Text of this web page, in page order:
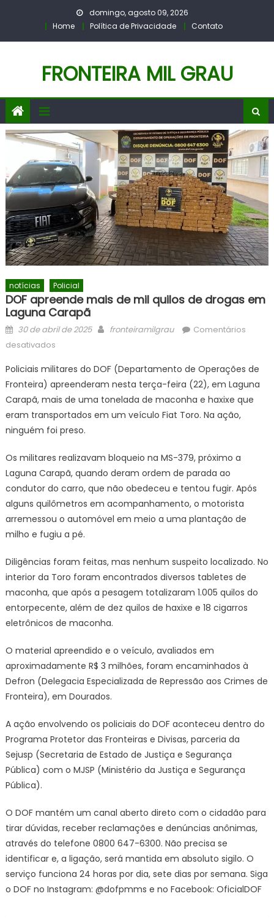
domingo, agosto 09, 2026
Home
Política de Privacidade Contato
FRONTEIRA MIL GRAU
notícias Policial
DOF apreende mais de mil quilos de drogas em
Laguna Carapã
Posted
on
30 de abril de 2025 Author
fronteiramilgrau
Comentários
desativadosem
apreende
mais
de
mil
quilos
drogas
em
Laguna
Carapã
Policiais militares do DOF (Departamento de Operações de
Fronteira) apreenderam nesta terça-feira (22), em Laguna
Carapã, mais de uma tonelada de maconha e haxixe que
eram transportados em um veículo Fiat Toro. Na ação,
ninguém foi preso.
Os militares realizavam bloqueio na MS-379, próximo a
Laguna Carapã, quando deram ordem de parada ao
condutor do carro, que não obedeceu e tentou fugir. Após
alguns quilômetros em acompanhamento, o motorista
arremessou o automóvel em meio a uma plantação de
milho e fugiu a pé.
Diligências foram feitas, mas nenhum suspeito localizado. No
interior da Toro foram encontrados diversos tabletes de
maconha, que após a pesagem totalizaram 1.005 quilos do
entorpecente, além de dez quilos de haxixe e 18 cigarros
eletrônicos de maconha.
O material apreendido e o veículo, avaliados em
aproximadamente R$ 3 milhões, foram encaminhados à
Defron (Delegacia Especializada de Repressão aos Crimes de
Fronteira), em Dourados.
A ação envolvendo os policiais do DOF aconteceu dentro do
Programa Protetor das Fronteiras e Divisas, parceria da
Sejusp (Secretaria de Estado de Justiça e Segurança
Pública) com o MJSP (Ministério da Justiça e Segurança
Pública).
O DOF mantém um canal aberto direto com o cidadão para
tirar dúvidas, receber reclamações e denúncias anônimas,
através do telefone 0800 647-6300. Não precisa se
identificar e, a ligação, será mantida em absoluto sigilo. O
serviço funciona 24 horas por dia, sete dias por semana. Siga
o DOF no Instagram: @dofpmms e no Facebook: OficialDOF